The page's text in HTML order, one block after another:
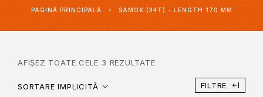
PAGINĂ PRINCIPALĂ SAMOX (34T) - LENGTH 170 MM
AFIȘEZ TOATE CELE 3 REZULTATE
SORTARE IMPLICITĂ FILTRE